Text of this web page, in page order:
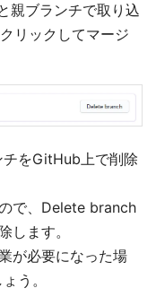
親ブランチで取り込
リックしてマージ
をGitHub上で削除
で、Delete branch
します。
が必要になった場
う。